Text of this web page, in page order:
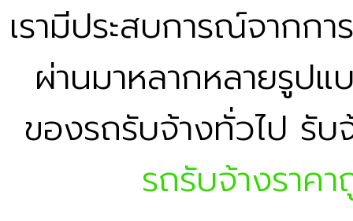
เรามีประสบการณ์จากก
ผ่านมาหลากหลายรูป
ของรถรับจ้างทั่วไป รั
รถรับจ้างราค